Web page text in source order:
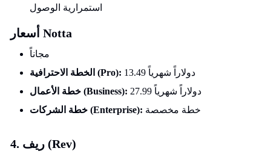
استمرارية الوصول
أسعار Notta
مجاناً
الخطة الاحترافية (Pro):
13.49 دولاراً شهرياً
خطة الأعمال (Business):
27.99 دولاراً شهرياً
خطة الشركات (Enterprise): خطة مخصصة
4. ريف (Rev)